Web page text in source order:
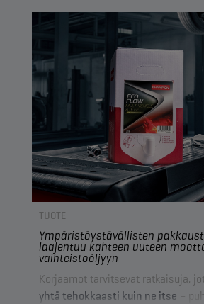
kuinka Championin uusimmat
parantavat suorituskykyä ja
TUOTE
Ympäristöystävällisten
laajentuu kahteen uuteen
vaihteistoöljyyn
Korjaamot tarvitsevat ratkaisuja,
yhtä tehokkaasti kuin ne itse –